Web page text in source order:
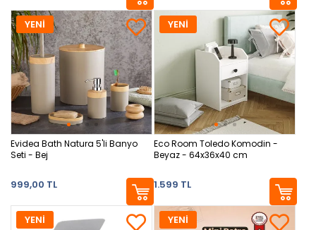
Evidea Bath Natura 5'li Banyo
Seti - Bej
999,00 TL
YENİ
Eco Room Toledo Komodin -
Beyaz - 64x36x40 cm
1.599 TL
YENİ
YENİ YENİ